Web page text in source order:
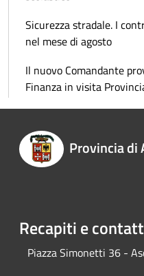
Sicurezza stradale. I
nel mese di agosto
Il nuovo Comandante
Finanza in visita
Provincia di
Recapiti e
Piazza Simonetti 36 -